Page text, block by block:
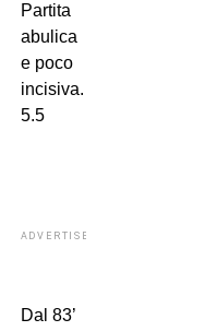
Partita
abulica
e poco
incisiva.
5.5
ADVERTISEMENT
Dal 83’